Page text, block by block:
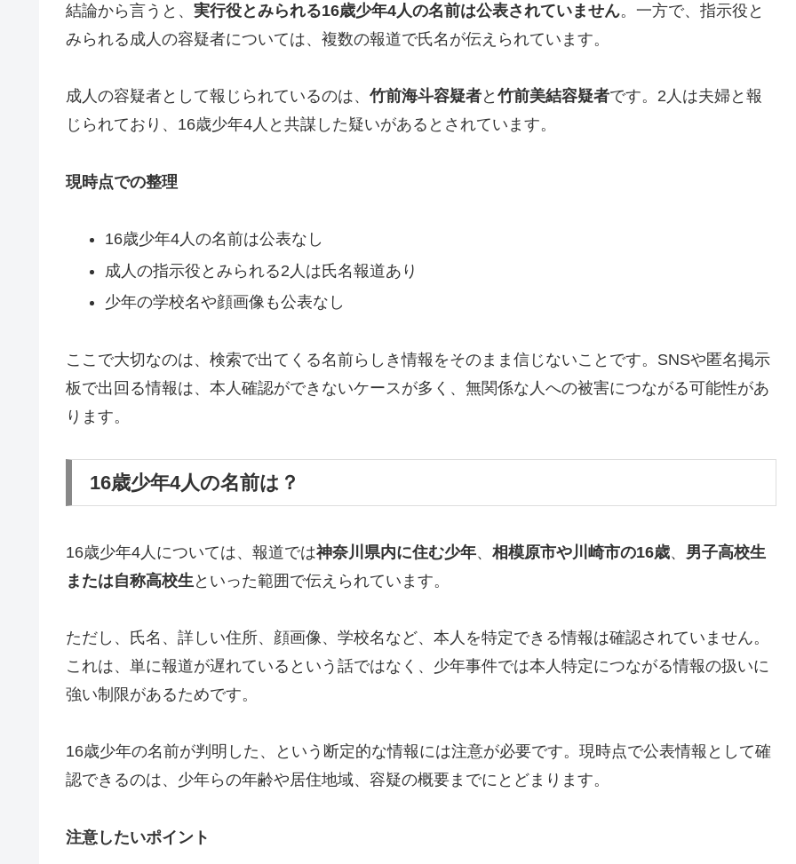
結論から言うと、 実行役とみられる16歳少年4人の名前は公表されていません。一方で、指示役と
みられる成人の容疑者については、複数の報道で氏名が伝えられています。
成人の容疑者として報じられているのは、 竹前海斗容疑者と 竹前美結容疑者です。2人は夫婦と報
じられており、16歳少年4人と共謀した疑いがあるとされています。
現時点での整理
16歳少年4人の名前は公表なし
成人の指示役とみられる2人は氏名報道あり
少年の学校名や顔画像も公表なし
ここで大切なのは、検索で出てくる名前らしき情報をそのまま信じないことです。SNSや匿名掲示
板で出回る情報は、本人確認ができないケースが多く、無関係な人への被害につながる可能性があ
ります。
16歳少年4人の名前は？
16歳少年4人については、報道では神奈川県内に住む少年、 相模原市や川崎市の16歳、 男子高校生
または自称高校生 といった範囲で伝えられています。
ただし、氏名、詳しい住所、顔画像、学校名など、本人を特定できる情報は確認されていません。
これは、単に報道が遅れているという話ではなく、少年事件では本人特定につながる情報の扱いに
強い制限があるためです。
16歳少年の名前が判明した、という断定的な情報には注意が必要です。 現時点で公表情報として確
認できるのは、少年らの年齢や居住地域、容疑の概要までにとどまります。
注意したいポイント